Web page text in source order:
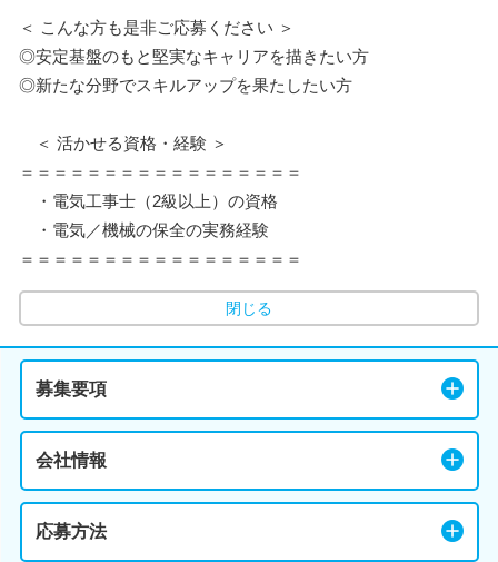
＜ こんな方も是非ご応募ください ＞
◎安定基盤のもと堅実なキャリアを描きたい方
◎新たな分野でスキルアップを果たしたい方
＜ 活かせる資格・経験 ＞
＝＝＝＝＝＝＝＝＝＝＝＝＝＝＝＝＝
・電気工事士（2級以上）の資格
・電気／機械の保全の実務経験
＝＝＝＝＝＝＝＝＝＝＝＝＝＝＝＝＝
閉じる
募集要項
会社情報
応募方法